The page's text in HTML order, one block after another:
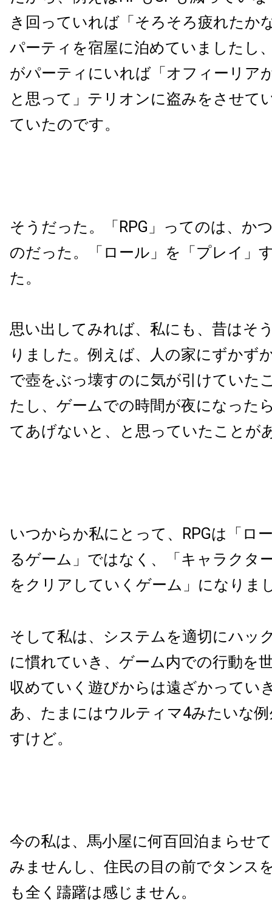
き回っていれば「そろそろ疲れたか
パーティを宿屋に泊めていましたし
がパーティにいれば「オフィーリア
と思って」テリオンに盗みをさせて
ていたのです。
そうだった。「RPG」ってのは、か
のだった。「ロール」を「プレイ」
た。
思い出してみれば、私にも、昔はそ
りました。例えば、人の家にずかず
で壺をぶっ壊すのに気が引けていた
たし、ゲームでの時間が夜になった
てあげないと、と思っていたことが
いつからか私にとって、RPGは「ロ
るゲーム」ではなく、「キャラクタ
をクリアしていくゲーム」になりま
そして私は、システムを適切にハッ
に慣れていき、ゲーム内での行動を
収めていく遊びからは遠ざかってい
あ、たまにはウルティマ4みたいな
すけど。
今の私は、馬小屋に何百回泊まらせ
みませんし、住民の目の前でタンス
も全く躊躇は感じません。